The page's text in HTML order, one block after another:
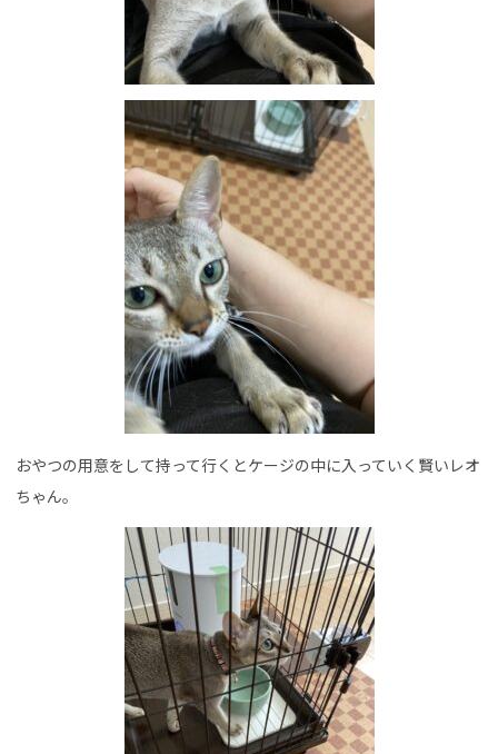
おやつの用意をして持って行くとケージの中に入っていく賢いレオ
ちゃん。